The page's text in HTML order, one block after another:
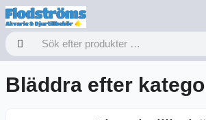
Bläddra efter